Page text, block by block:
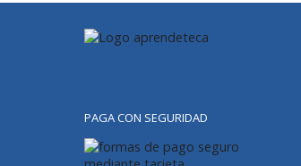
PAGA CON SEGURIDAD